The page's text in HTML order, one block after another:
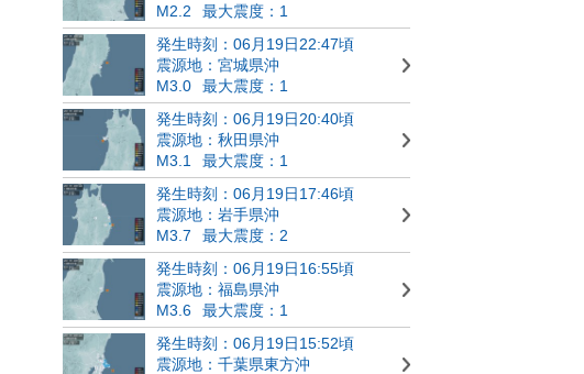
M2.2
最大震度：1
発生時刻：06月19日22:47頃
震源地：宮城県沖
M3.0
最大震度：1
発生時刻：06月19日20:40頃
震源地：秋田県沖
M3.1
最大震度：1
発生時刻：06月19日17:46頃
震源地：岩手県沖
M3.7
最大震度：2
発生時刻：06月19日16:55頃
震源地：福島県沖
M3.6
最大震度：1
発生時刻：06月19日15:52頃
震源地：千葉県東方沖